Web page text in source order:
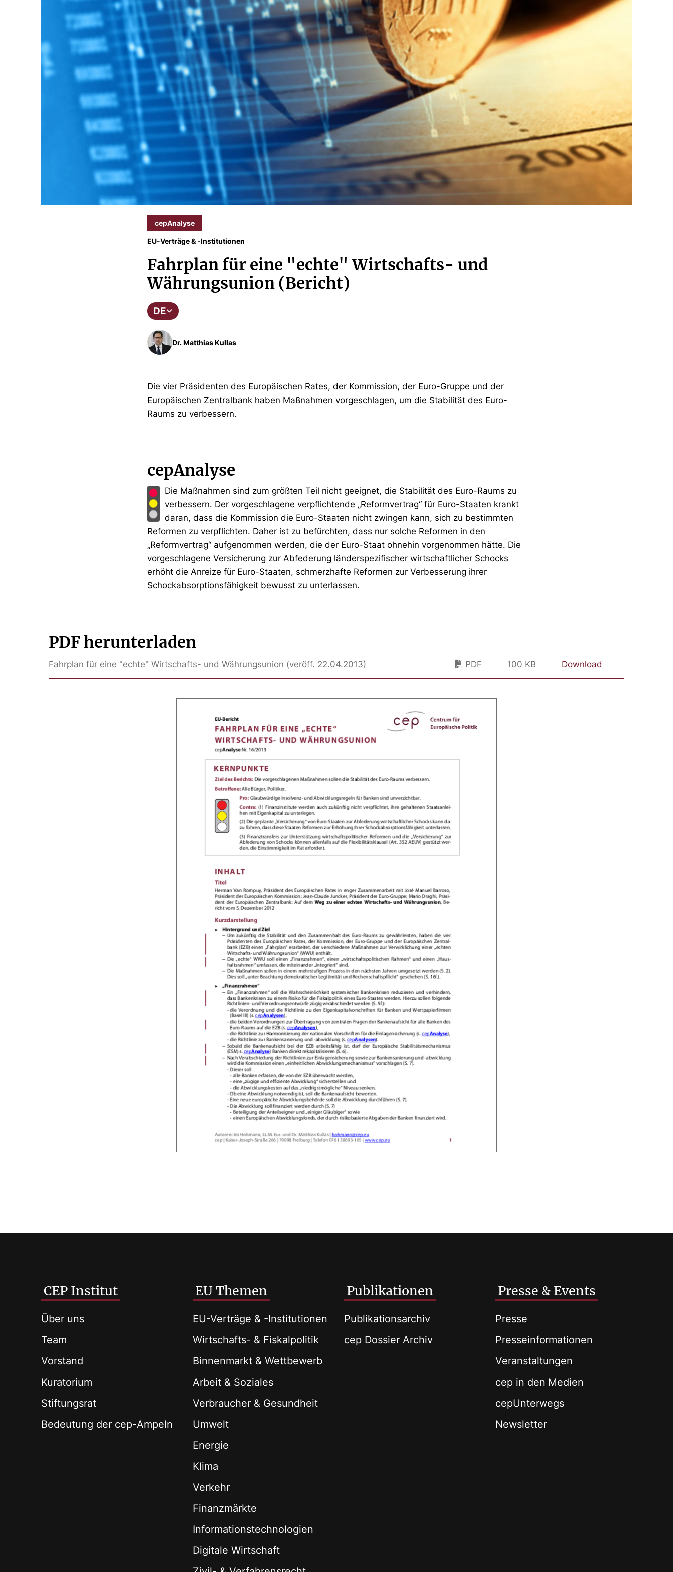
cepAnalyse
EU-Verträge & -Institutionen
Fahrplan für eine "echte" Wirtschafts- und
Währungsunion (Bericht)
DE
Dr. Matthias Kullas
Die vier Präsidenten des Europäischen Rates, der Kommission, der Euro-Gruppe und der
Europäischen Zentralbank haben Maßnahmen vorgeschlagen, um die Stabilität des Euro-
Raums zu verbessern.
cepAnalyse
Die Maßnahmen sind zum größten Teil nicht geeignet, die Stabilität des Euro-Raums zu
verbessern. Der vorgeschlagene verpflichtende „Reformvertrag“ für Euro-Staaten krankt
daran, dass die Kommission die Euro-Staaten nicht zwingen kann, sich zu bestimmten
Reformen zu verpflichten. Daher ist zu befürchten, dass nur solche Reformen in den
„Reformvertrag“ aufgenommen werden, die der Euro-Staat ohnehin vorgenommen hätte. Die
vorgeschlagene Versicherung zur Abfederung länderspezifischer wirtschaftlicher Schocks
erhöht die Anreize für Euro-Staaten, schmerzhafte Reformen zur Verbesserung ihrer
Schockabsorptionsfähigkeit bewusst zu unterlassen.
PDF herunterladen
Fahrplan für eine "echte" Wirtschafts- und Währungsunion (veröff. 22.04.2013) PDF 100 KB Download
CEP Institut
Über uns
Team
Vorstand
Kuratorium
Stiftungsrat
Bedeutung der cep-Ampeln
EU Themen
EU-Verträge & -Institutionen
Wirtschafts- & Fiskalpolitik
Binnenmarkt & Wettbewerb
Arbeit & Soziales
Verbraucher & Gesundheit
Umwelt
Energie
Klima
Verkehr
Finanzmärkte
Informationstechnologien
Digitale Wirtschaft
Publikationen
Publikationsarchiv
cep Dossier Archiv
Presse & Events
Presse
Presseinformationen
Veranstaltungen
cep in den Medien
cepUnterwegs
Newsletter